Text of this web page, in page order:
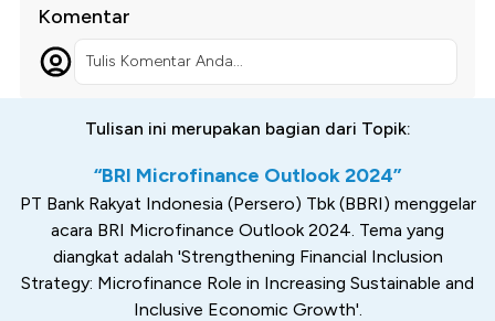
Komentar
Tulis Komentar Anda...
Tulisan ini merupakan bagian dari Topik:
“BRI Microfinance Outlook 2024”
PT Bank Rakyat Indonesia (Persero) Tbk (BBRI) menggelar
acara BRI Microfinance Outlook 2024. Tema yang
diangkat adalah 'Strengthening Financial Inclusion
Strategy: Microfinance Role in Increasing Sustainable and
Inclusive Economic Growth'.